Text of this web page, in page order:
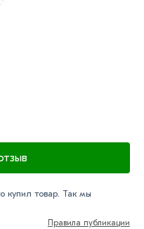
купил товар. Так мы
Правила публикации